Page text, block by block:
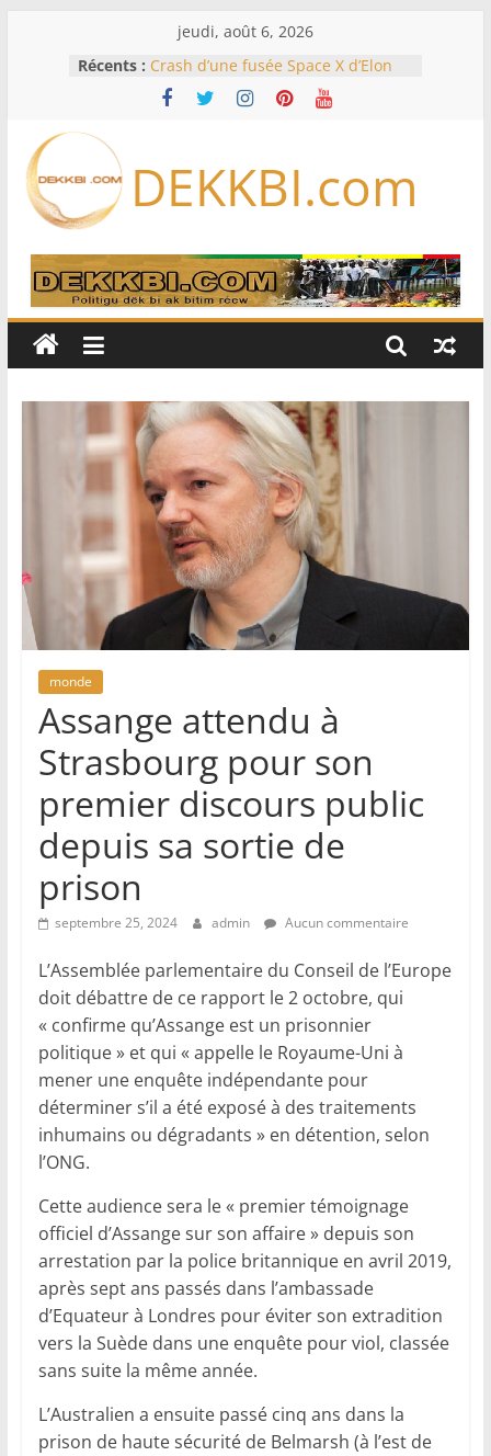
jeudi, août 6, 2026
Récents : Crash d’une fusée Space X d’Elon
Musk sur la Lune: entre pollution
spatiale et ouverture sur la
Diallo devrait assurer l’intérim des
Lions en septembre
sélectionneurs sur 10 déjà partis
Sécheresse: Faut-il stocker l’eau?
À Ceuta, le bilan des morts monte à
75 côté espagnol, 11 côté marocain
DEKKBI.com
monde
Assange attendu à
Strasbourg pour son
premier discours public
depuis sa sortie de
prison
septembre 25, 2024 admin Aucun commentaire
L’Assemblée parlementaire du Conseil de l’Europe
doit débattre de ce rapport le 2 octobre, qui
« confirme qu’Assange est un prisonnier
politique » et qui « appelle le Royaume-Uni à
mener une enquête indépendante pour
déterminer s’il a été exposé à des traitements
inhumains ou dégradants » en détention, selon
l’ONG.
Cette audience sera le « premier témoignage
officiel d’Assange sur son affaire » depuis son
arrestation par la police britannique en avril 2019,
après sept ans passés dans l’ambassade
d’Equateur à Londres pour éviter son extradition
vers la Suède dans une enquête pour viol, classée
sans suite la même année.
L’Australien a ensuite passé cinq ans dans la
prison de haute sécurité de Belmarsh (à l’est de